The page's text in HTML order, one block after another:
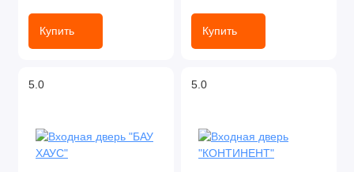
Купить Купить
5.0 5.0